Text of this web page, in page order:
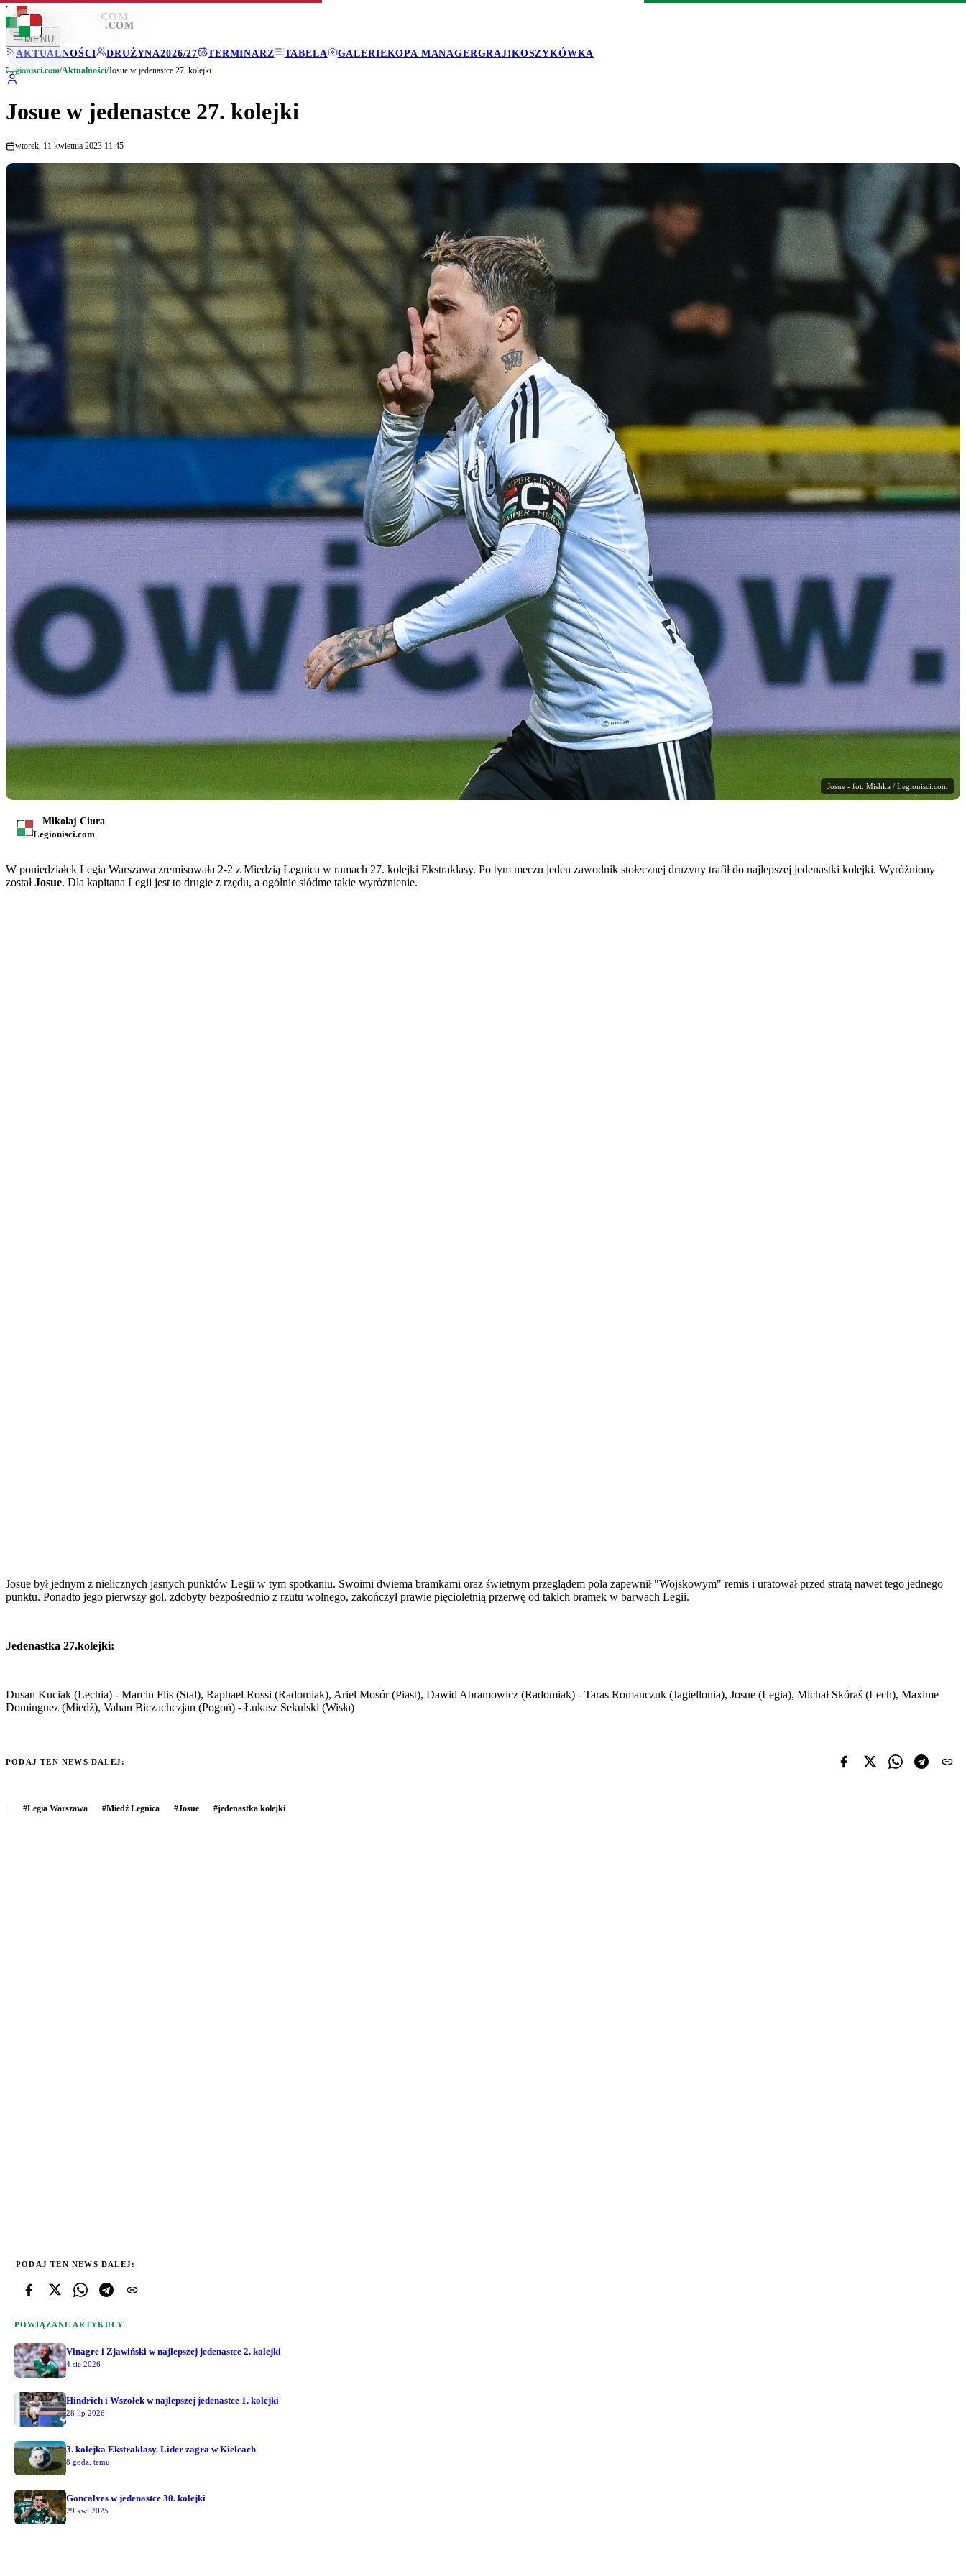
LEGIONISCI .COM
MENU
AKTUALNOŚCI
DRUŻYNA2026/27 TERMINARZ TABELA GALERIEKOPA MANAGERGRAJ!KOSZYKÓWKA
LEGIONISCI .COM
Legionisci.com/Aktualności/Josue w jedenastce 27. kolejki
Josue w jedenastce 27. kolejki
wtorek, 11 kwietnia 2023 11:45
Josue - fot. Mishka / Legionisci.com
Mikołaj Ciura
Legionisci.com
W poniedziałek Legia Warszawa zremisowała 2-2 z Miedzią Legnica w ramach 27. kolejki Ekstraklasy. Po tym meczu jeden zawodnik stołecznej drużyny trafił do najlepszej jedenastki kolejki. Wyróżniony
zostałJosue. Dla kapitana Legii jest to drugie z rzędu, a ogólnie siódme takie wyróżnienie.
Josue był jednym z nielicznych jasnych punktów Legii w tym spotkaniu. Swoimi dwiema bramkami oraz świetnym przeglądem pola zapewnił "Wojskowym" remis i uratował przed stratą nawet tego jednego
punktu. Ponadto jego pierwszy gol, zdobyty bezpośrednio z rzutu wolnego, zakończył prawie pięcioletnią przerwę od takich bramek w barwach Legii.
Jedenastka 27.kolejki:
Dusan Kuciak (Lechia) - Marcin Flis (Stal), Raphael Rossi (Radomiak), Ariel Mosór (Piast), Dawid Abramowicz (Radomiak) - Taras Romanczuk (Jagiellonia), Josue (Legia), Michał Skóraś (Lech), Maxime
Dominguez (Miedź), Vahan Biczachczjan (Pogoń) - Łukasz Sekulski (Wisła)
PODAJ TEN NEWS DALEJ:
#Legia Warszawa #Miedź Legnica #Josue #jedenastka kolejki
PODAJ TEN NEWS DALEJ:
POWIĄZANE ARTYKUŁY
Vinagre i Zjawiński w najlepszej jedenastce 2. kolejki
4 sie 2026
Hindrich i Wszołek w najlepszej jedenastce 1. kolejki
28 lip 2026
3. kolejka Ekstraklasy. Lider zagra w Kielcach
8 godz. temu
Goncalves w jedenastce 30. kolejki
29 kwi 2025